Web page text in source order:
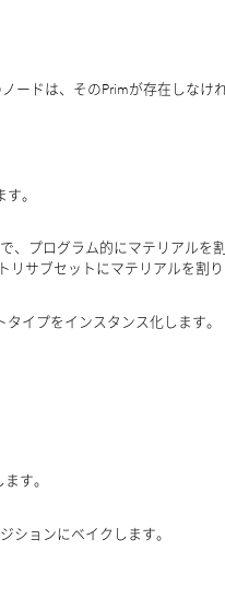
ドは、そのPrimが存在しなけ
。
、プログラム的にマテリアル
サブセットにマテリアルを割り
タイプをインスタンス化します。
す。
ションにベイクします。